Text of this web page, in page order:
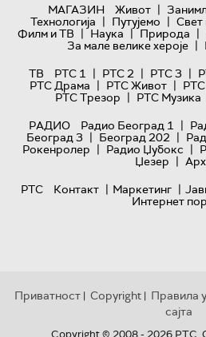
МАГАЗИН
Живот |
Технологијa | Путујемо | Свет
Филм и ТВ | Наука | Природа |
За мале велике хероје |
ТВ
РТС 1 | РТС 2 | РТС 3 |
РТС Драма | РТС Живот |
РТС Трезор | РТС Музика
РАДИО
Радио Београд 1 |
Београд 3 | Београд 202 |
Рокенролер | Радио Џубокс |
Џезер |
РТС
Контакт | Маркетинг |
Интернет
Приватност | Copyright | Правила
сајта
Copyright © 2008 - 2026 РТС.